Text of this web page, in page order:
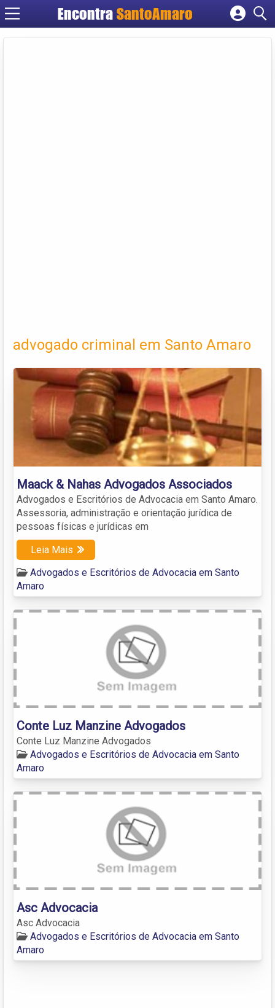
Encontra SantoAmaro
Cadastrar empresa
advogado criminal em Santo Amaro
Maack & Nahas Advogados Associados
Advogados e Escritórios de Advocacia em Santo Amaro.
Assessoria, administração e orientação jurídica de
pessoas físicas e jurídicas em
Leia Mais
Advogados e Escritórios de Advocacia em Santo
Amaro
Conte Luz Manzine Advogados
Conte Luz Manzine Advogados
Advogados e Escritórios de Advocacia em Santo
Amaro
Asc Advocacia
Asc Advocacia
Advogados e Escritórios de Advocacia em Santo
Amaro